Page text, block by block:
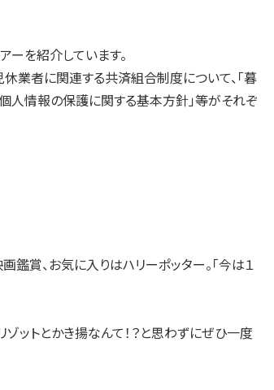
ーを紹介しています。
業者に関連する共済組合制度について、「暮
個人情報の保護に関する基本方針」等がそれぞ
賞、お気に入りはハリーポッター。「今は１
ゾットとかき揚なんて！？と思わずにぜひ一度